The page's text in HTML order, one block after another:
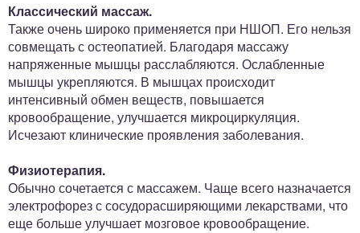
Классический массаж.
Также очень широко применяется при НШОП. Его нельзя
совмещать с остеопатией. Благодаря массажу
напряженные мышцы расслабляются. Ослабленные
мышцы укрепляются. В мышцах происходит
интенсивный обмен веществ, повышается
кровообращение, улучшается микроциркуляция.
Исчезают клинические проявления заболевания.
Физиотерапия.
Обычно сочетается с массажем. Чаще всего назначается
электрофорез с сосудорасширяющими лекарствами, что
еще больше улучшает мозговое кровообращение.